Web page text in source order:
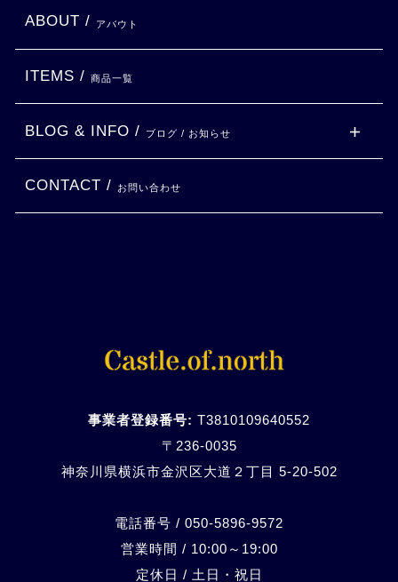
事業者登録番号: T3810109640552
〒236-0035
神奈川県横浜市金沢区大道２丁目 5-20-502
電話番号 / 050-5896-9572
営業時間 / 10:00～19:00
定休日 / 土日・祝日
ABOUT / アバウト
ITEMS / 商品一覧
BLOG & INFO / ブログ / お知らせ
CONTACT / お問い合わせ